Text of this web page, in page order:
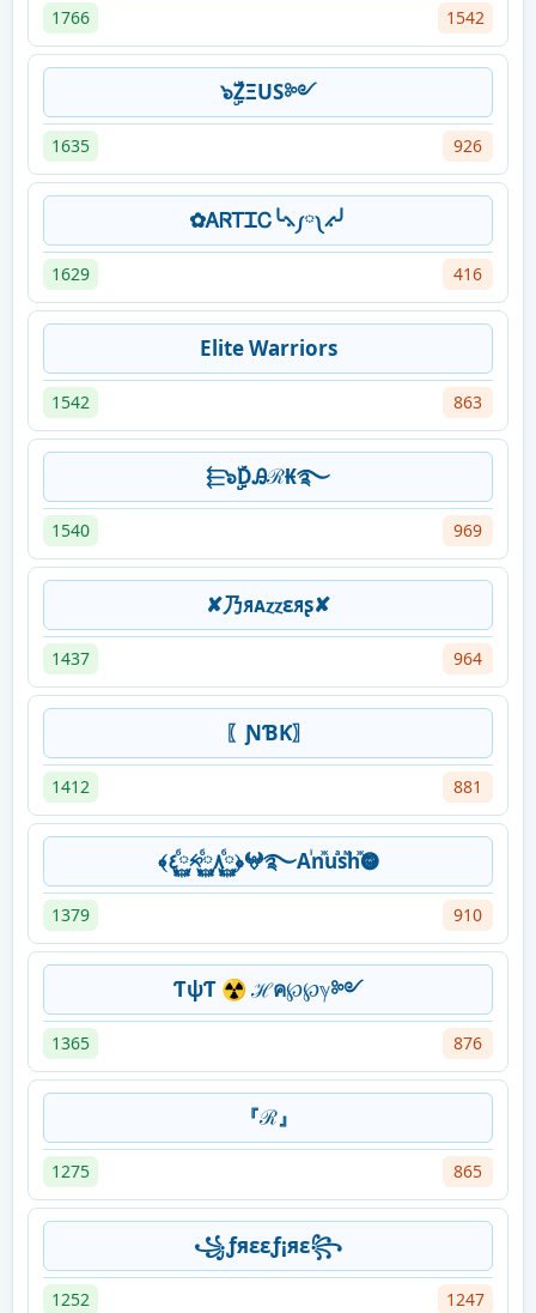
1766 1542
๖ۣۜZΞUS༻
1635 926
✿ᎪᏒᎢᏆᏟ╰⳻༿༾⳺╯
1629 416
Elite Warriors
1542 863
⬱๖ۣۣۜDᎯℛ₭࿐
1540 969
✘乃ᴙᴀⲍⲍɛᴙʂ✘
1437 964
〖ƝƁƘ〗
1412 881
﴾٤࿆ⷠ༱࿆ⷠ٨࿆ⷠ﴿𖤍࿐Aꙶnⷤuⷶsⷨhⷤ𖣐
1379 910
ƬψƬ ☢ ℋค℘℘ℽ༻
1365 876
『ℛ』
1275 865
꧁ƒяεεƒ¡яε꧂
1252 1247